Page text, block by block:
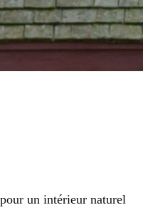
un intérieur naturel